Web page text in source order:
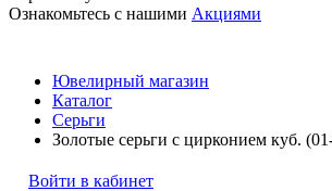
Ознакомьтесь с нашими Акциями
Ювелирный магазин
Каталог
Серьги
Золотые серьги с цирконием куб.
Войти в кабинет